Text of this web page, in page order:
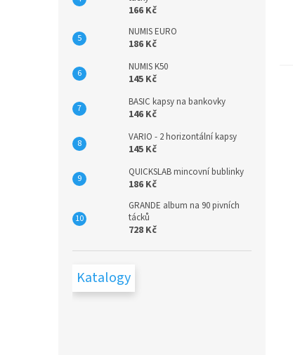
166 Kč
NUMIS EURO
186 Kč
NUMIS K50
145 Kč
BASIC kapsy na bankovky
146 Kč
VARIO - 2 horizontální kapsy
145 Kč
QUICKSLAB mincovní bublinky
186 Kč
GRANDE album na 90 pivních
tácků
728 Kč
Katalogy